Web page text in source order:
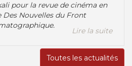
pour la revue de cinéma en
Des Nouvelles du Front
Lire la suite
Toutes les actualités